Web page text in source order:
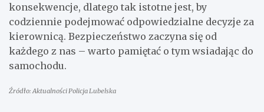
konsekwencje, dlatego tak istotne jest, by
codziennie podejmować odpowiedzialne decyzje za
kierownicą. Bezpieczeństwo zaczyna się od
każdego z nas – warto pamiętać o tym wsiadając do
samochodu.
Źródło: Aktualności Policja Lubelska